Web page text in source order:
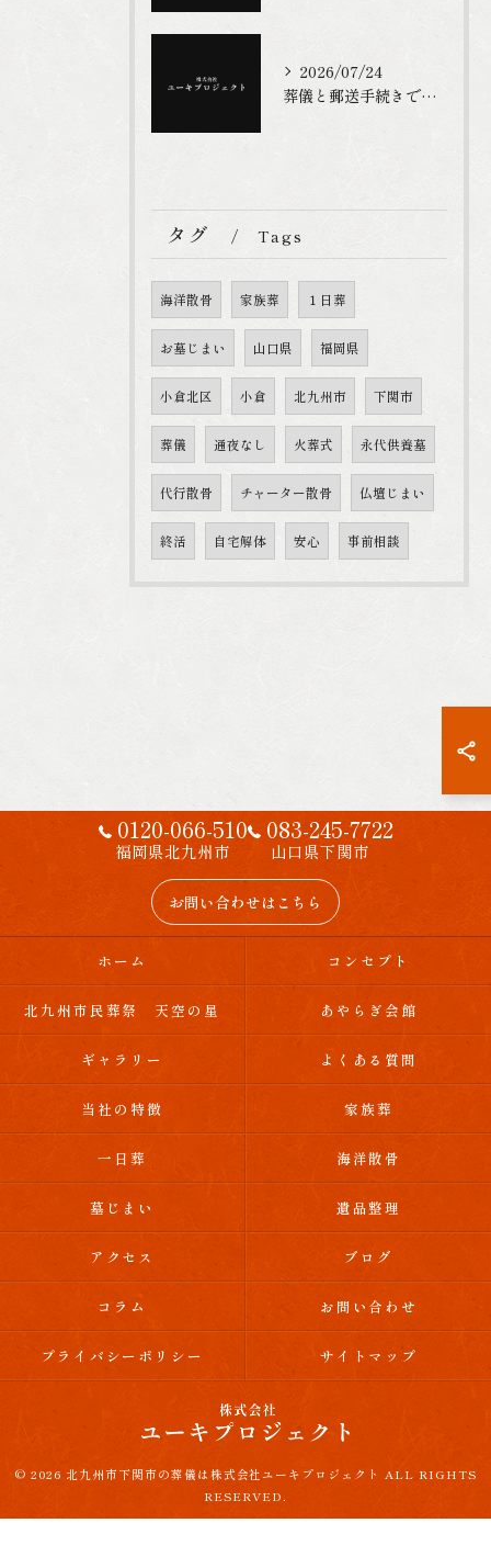
2026/07/24
葬儀と郵送手続きで福岡県北九州市の葬祭費3万円申請をスムーズに進める具体策
タグ Tags
海洋散骨 家族葬 １日葬
お墓じまい 山口県 福岡県
小倉北区 小倉 北九州市 下関市
葬儀 通夜なし 火葬式 永代供養墓
代行散骨 チャーター散骨 仏壇じまい
終活 自宅解体 安心 事前相談
0120-066-510
福岡県北九州市
083-245-7722
山口県下関市
お問い合わせはこちら
ホーム コンセプト
北九州市民葬祭 天空の星 あやらぎ会館
ギャラリー よくある質問
当社の特徴 家族葬
一日葬 海洋散骨
墓じまい 遺品整理
アクセス ブログ
コラム お問い合わせ
プライバシーポリシー サイトマップ
© 2026 北九州市下関市の葬儀は株式会社ユーキプロジェクト ALL RIGHTS
RESERVED.